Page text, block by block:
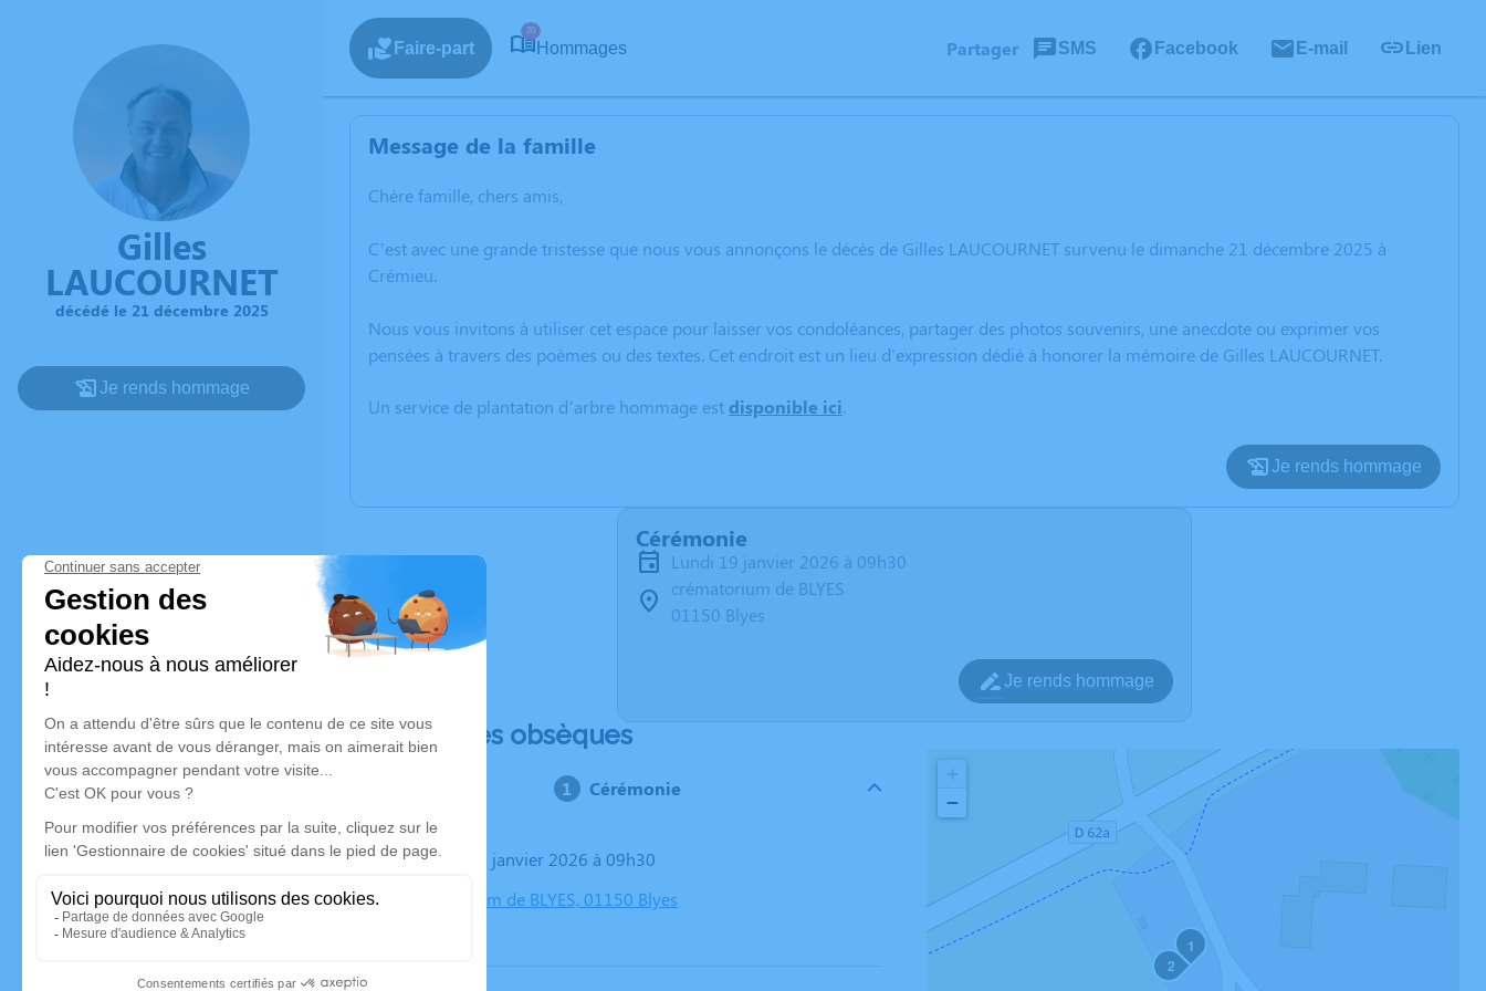
Gilles
LAUCOURNET
décédé le 21 décembre 2025
Je rends hommage
Faire-part
20
Hommages Partager SMS Facebook E-mail Lien
Message de la famille
Chère famille, chers amis,
C’est avec une grande tristesse que nous vous annonçons le décès de Gilles LAUCOURNET survenu le dimanche 21 décembre 2025 à
Crémieu.
Nous vous invitons à utiliser cet espace pour laisser vos condoléances, partager des photos souvenirs, une anecdote ou exprimer vos
pensées à travers des poèmes ou des textes. Cet endroit est un lieu d'expression dédié à honorer la mémoire de Gilles LAUCOURNET.
Un service de plantation d’arbre hommage est disponible ici.
Je rends hommage
Cérémonie
lundi 19 janvier 2026 à 09h30
crématorium de BLYES
01150 Blyes
Je rends hommage
Déroulé des obsèques
Cérémonie
Le lundi 19 janvier 2026 à 09h30
crématorium de BLYES, 01150 Blyes
1
2
−